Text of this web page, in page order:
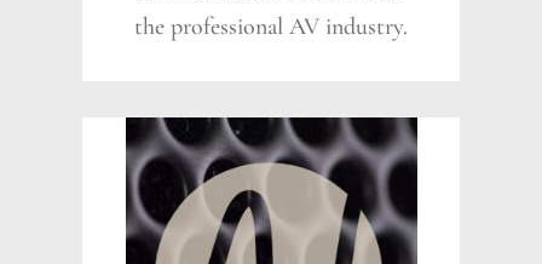
the professional AV industry.